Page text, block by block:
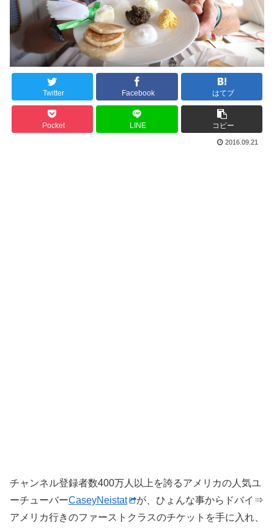
Twitter Facebook はてブ
Pocket LINE コピー
2016.09.21
チャンネル登録者数400万人以上を誇るアメリカの人気ユ
ーチューバーCaseyNeistat
が、ひょんな事からドバイ⇒
アメリカ行きのファーストクラスのチケットを手に入れ、